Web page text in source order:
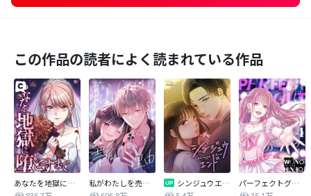
この作品の読者によく読まれている作品
あなたを地獄に堕とすまで
私がわたしを売る理由
シンジュウエンド【タテヨミ】
パーフェクトグリッター